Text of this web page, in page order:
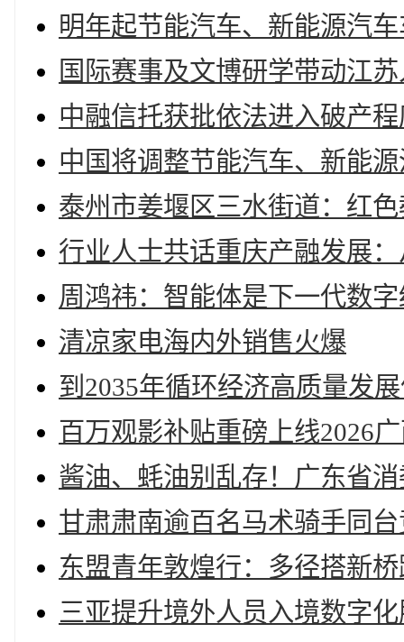
明年起节能汽车、新能源汽
国际赛事及文博研学带动江
中融信托获批依法进入破产
中国将调整节能汽车、新能
泰州市姜堰区三水街道：红
行业人士共话重庆产融发展
周鸿祎：智能体是下一代数
清凉家电海内外销售火爆
到2035年循环经济高质量发
百万观影补贴重磅上线2026
酱油、蚝油别乱存！广东省
甘肃肃南逾百名马术骑手同
东盟青年敦煌行：多径搭新
三亚提升境外人员入境数字